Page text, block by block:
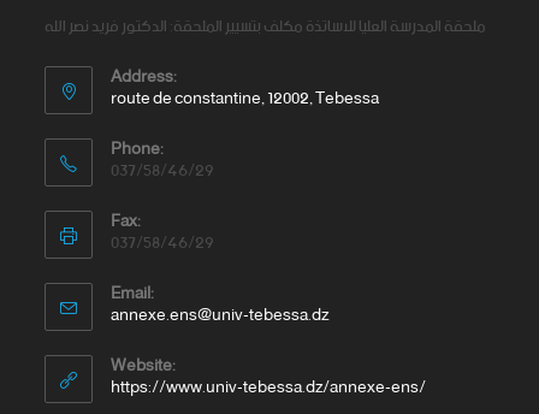
ملحقة المدرسة العليا للاساتذة مكلف بتسيير الملحقة: الدكتور فريد نصر الله
Address:
route de constantine, 12002, Tebessa
Phone:
037/58/46/29
Fax:
037/58/46/29
Email:
annexe.ens@univ-tebessa.dz
Website:
https://www.univ-tebessa.dz/annexe-ens/